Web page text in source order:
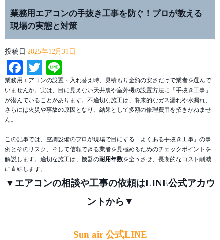
業務用エアコンの手抜き工事を防ぐ！プロが教える
現場の実態と対策
投稿日 2025年12月31日
Facebook
Twitter
業務用エアコンの設置・入れ替え時、見積もり金額の安さだけで業者を選んで
いませんか。実は、目に見えない天井裏や室外機の設置方法に「手抜き工事」
が潜んでいることがあります。不適切な施工は、将来的なガス漏れや水漏れ、
さらには火災や事故の原因となり、結果として多額の修理費用を招きかねませ
ん。
この記事では、空調設備のプロが現場で目にする「よくある手抜き工事」の事
例とそのリスク、そして信頼できる業者を見極めるためのチェックポイントを
解説します。適切な施工は、機器の耐用年数を全うさせ、長期的なコスト削減
に直結します。
▼エアコンの相談や工事の依頼はLINE公式アカウ
ントから▼
Sun air 公式LINE